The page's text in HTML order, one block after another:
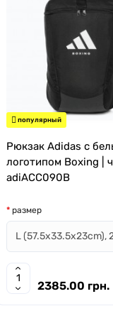
популярный
Рюкзак Adidas с
логотипом Boxing |
adiACC090B
размер
2385.00 грн.